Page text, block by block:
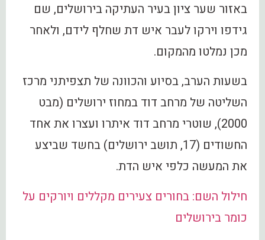
באזור שער ציון בעיר העתיקה בירושלים, שם
גידפו וירקו לעבר איש דת שחלף לידם, ולאחר
מכן נמלטו מהמקום.
בשעות הערב, בסיוע והכוונה של תצפיתני מרכז
השליטה של מרחב דוד במחוז ירושלים (מבט
2000), שוטרי מרחב דוד איתרו ועצרו את אחד
החשודים (17, תושב ירושלים) בחשד שביצע
את המעשה כלפי איש הדת.
חילול השם: בחורים צעירים מקללים ויורקים על
כומר בירושלים